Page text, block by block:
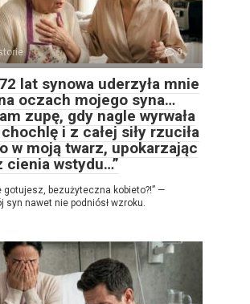
0
lat synowa uderzyła mnie
oczach mojego syna…
zupę, gdy nagle wyrwała
i z całej siły rzuciła
w moją twarz, upokarzając
cienia wstydu…”
gotujesz, bezużyteczna kobieto?!” —
syn nawet nie podniósł wzroku.